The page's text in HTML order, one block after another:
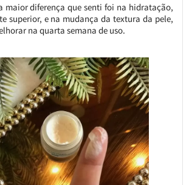
maior diferença que senti foi na hidratação,
superior, e na mudança da textura da pele,
na quarta semana de uso.